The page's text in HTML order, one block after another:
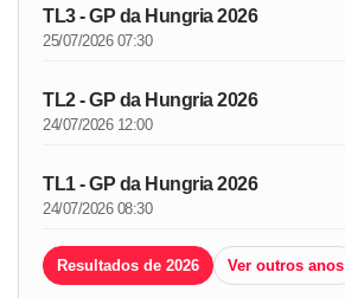
TL3 - GP da Hungria 2026
25/07/2026 07:30
TL2 - GP da Hungria 2026
24/07/2026 12:00
TL1 - GP da Hungria 2026
24/07/2026 08:30
Resultados de 2026 Ver outros anos